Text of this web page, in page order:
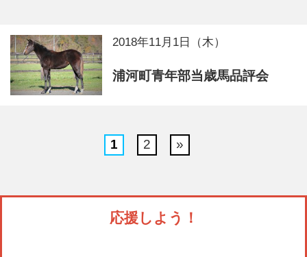
2018年11月1日（木）
浦河町青年部当歳馬品評会
1 2 »
応援しよう！